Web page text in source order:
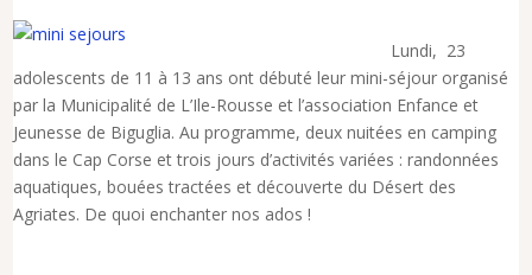
Lundi, 23
adolescents de 11 à 13 ans ont débuté leur mini-séjour organisé
par la Municipalité de L’Ile-Rousse et l’association Enfance et
Jeunesse de Biguglia. Au programme, deux nuitées en camping
dans le Cap Corse et trois jours d’activités variées : randonnées
aquatiques, bouées tractées et découverte du Désert des
Agriates. De quoi enchanter nos ados !